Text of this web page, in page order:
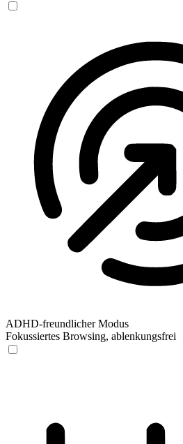
ADHD-freundlicher Modus
Fokussiertes Browsing, ablenkungsfrei